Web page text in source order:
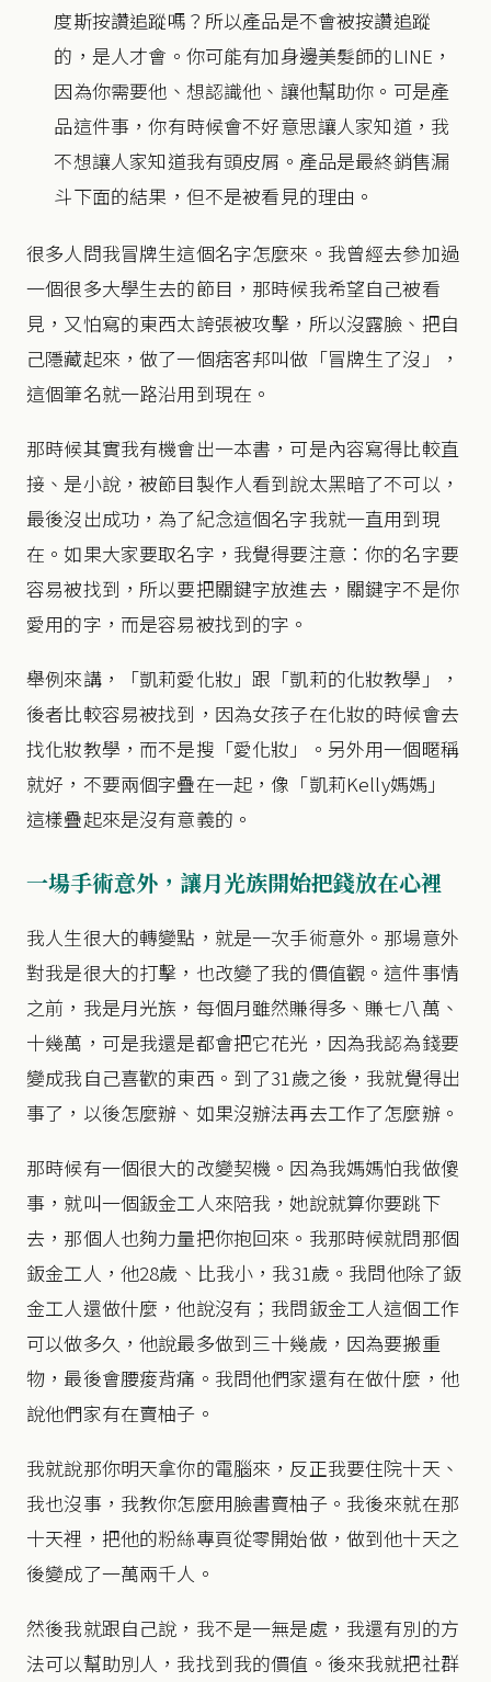
度斯按讚追蹤嗎？所以產品是不會被按讚追蹤
的，是人才會。你可能有加身邊美髮師的LINE，
因為你需要他、想認識他、讓他幫助你。可是產
品這件事，你有時候會不好意思讓人家知道，我
不想讓人家知道我有頭皮屑。產品是最終銷售漏
斗下面的結果，但不是被看見的理由。
很多人問我冒牌生這個名字怎麼來。我曾經去參加過
一個很多大學生去的節目，那時候我希望自己被看
見，又怕寫的東西太誇張被攻擊，所以沒露臉、把自
己隱藏起來，做了一個痞客邦叫做「冒牌生了沒」，
這個筆名就一路沿用到現在。
那時候其實我有機會出一本書，可是內容寫得比較直
接、是小說，被節目製作人看到說太黑暗了不可以，
最後沒出成功，為了紀念這個名字我就一直用到現
在。如果大家要取名字，我覺得要注意：你的名字要
容易被找到，所以要把關鍵字放進去，關鍵字不是你
愛用的字，而是容易被找到的字。
舉例來講，「凱莉愛化妝」跟「凱莉的化妝教學」，
後者比較容易被找到，因為女孩子在化妝的時候會去
找化妝教學，而不是搜「愛化妝」。另外用一個暱稱
就好，不要兩個字疊在一起，像「凱莉Kelly媽媽」
這樣疊起來是沒有意義的。
一場手術意外，讓月光族開始把錢放在心裡
我人生很大的轉變點，就是一次手術意外。那場意外
對我是很大的打擊，也改變了我的價值觀。這件事情
之前，我是月光族，每個月雖然賺得多、賺七八萬、
十幾萬，可是我還是都會把它花光，因為我認為錢要
變成我自己喜歡的東西。到了31歲之後，我就覺得出
事了，以後怎麼辦、如果沒辦法再去工作了怎麼辦。
那時候有一個很大的改變契機。因為我媽媽怕我做傻
事，就叫一個鈑金工人來陪我，她說就算你要跳下
去，那個人也夠力量把你抱回來。我那時候就問那個
鈑金工人，他28歲、比我小，我31歲。我問他除了鈑
金工人還做什麼，他說沒有；我問鈑金工人這個工作
可以做多久，他說最多做到三十幾歲，因為要搬重
物，最後會腰痠背痛。我問他們家還有在做什麼，他
說他們家有在賣柚子。
我就說那你明天拿你的電腦來，反正我要住院十天、
我也沒事，我教你怎麼用臉書賣柚子。我後來就在那
十天裡，把他的粉絲專頁從零開始做，做到他十天之
後變成了一萬兩千人。
然後我就跟自己說，我不是一無是處，我還有別的方
法可以幫助別人，我找到我的價值。後來我就把社群